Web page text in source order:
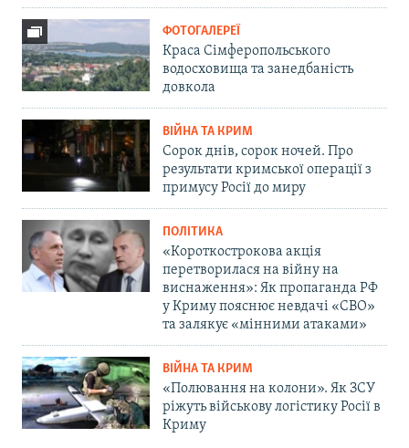
ФОТОГАЛЕРЕЇ
Краса Сімферопольського
водосховища та занедбаність
довкола
ВІЙНА ТА КРИМ
Сорок днів, сорок ночей. Про
результати кримської операції з
примусу Росії до миру
ПОЛІТИКА
«Короткострокова акція
перетворилася на війну на
виснаження»: Як пропаганда РФ
у Криму пояснює невдачі «СВО»
та залякує «мінними атаками»
ВІЙНА ТА КРИМ
«Полювання на колони». Як ЗСУ
ріжуть військову логістику Росії в
Криму